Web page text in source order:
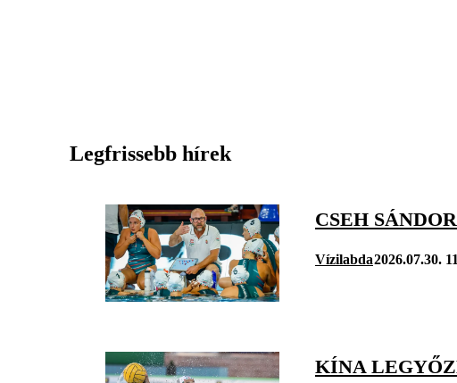
Legfrissebb hírek
CSEH
Vízilabda2026.07.30.
KÍNA